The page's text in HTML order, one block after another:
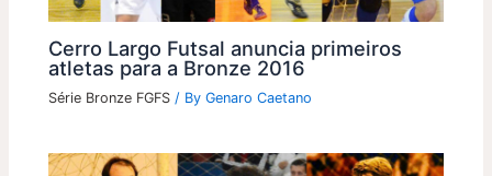
Cerro Largo Futsal anuncia primeiros
atletas para a Bronze 2016
Série Bronze FGFS / ByGenaro Caetano